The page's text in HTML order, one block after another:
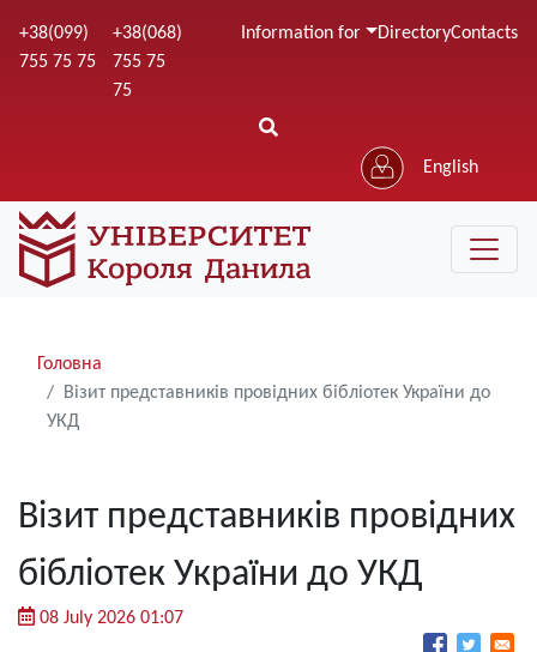
to
+38(099)
755 75 75
+38(068)
755 75
75
Information for DirectoryContacts
English
Рядки
навіґації
Головна
Візит представників провідних бібліотек України до
УКД
Візит представників провідних
бібліотек України до УКД
08 July 2026 01:07